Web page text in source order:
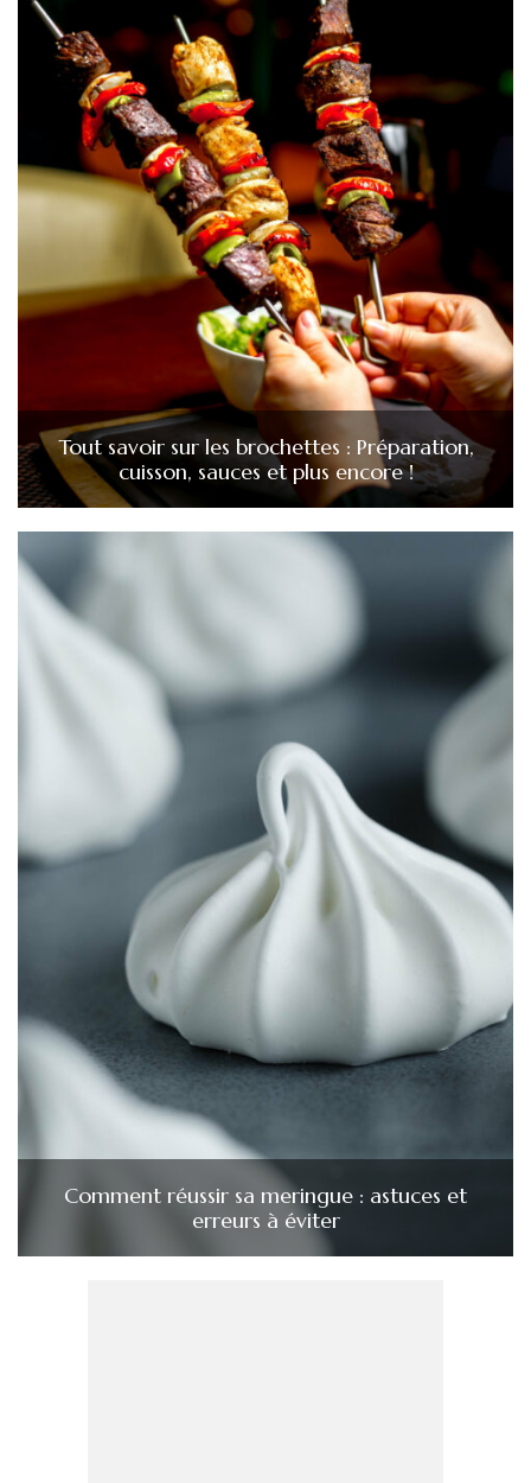
Tout savoir sur les brochettes : Préparation,
cuisson, sauces et plus encore !
Comment réussir sa meringue : astuces et
erreurs à éviter